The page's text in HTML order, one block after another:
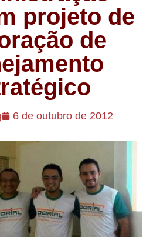
projeto de
de
6 de outubro de 2012